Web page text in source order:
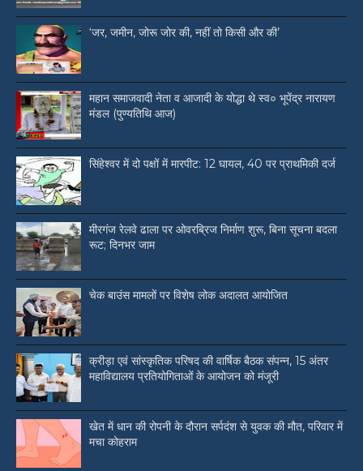
‘जर, जमीन, जोरू जोर की, नहीं तो किसी और की’
महान समाजवादी नेता व आजादी के योद्धा थे स्व० भूपेंद्र नारायण
मंडल (पुण्यतिथि आज)
सिंहेश्वर में दो पक्षों में मारपीट: 12 घायल, 40 पर प्राथमिकी दर्ज
मीरगंज रेलवे ढाला पर ओवरब्रिज निर्माण शुरू, बिना सूचना बदला
रूट; दिनभर जाम
चेक बाउंस मामलों पर विशेष लोक अदालत आयोजित
क्रीड़ा एवं सांस्कृतिक परिषद की वार्षिक बैठक संपन्न, 15 अंतर
महाविद्यालय प्रतियोगिताओं के आयोजन को मंजूरी
खेत में धान की रोपनी के दौरान सर्पदंश से युवक की मौत, परिवार में
मचा कोहराम